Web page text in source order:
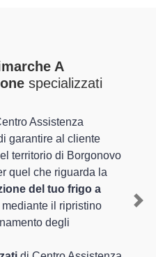
A
specializzati
Assistenza
garantire al cliente
territorio di Borgonovo
quel che riguarda la
del tuo frigo a
mediante il ripristino
degli